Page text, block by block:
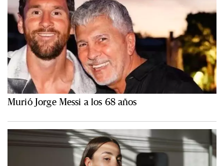
Murió Jorge Messi a los 68 años